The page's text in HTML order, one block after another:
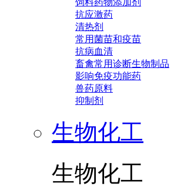
饲料药物添加剂
抗应激药
清热剂
常用菌苗和疫苗
抗病血清
畜禽常用诊断生物制品
影响免疫功能药
兽药原料
抑制剂
生物化工
生物化工